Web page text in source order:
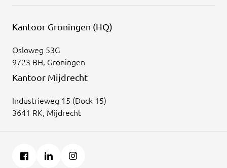
Kantoor Groningen (HQ)
Osloweg 53G
9723 BH, Groningen
Kantoor Mijdrecht
Industrieweg 15 (Dock 15)
3641 RK, Mijdrecht